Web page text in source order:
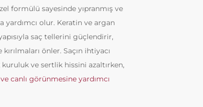
formülü sayesinde yıpranmış ve
yardımcı olur. Keratin ve argan
saç tellerini güçlendirir,
kırılmaları önler. Saçın ihtiyacı
ve sertlik hissini azaltırken,
canlı görünmesine yardımcı